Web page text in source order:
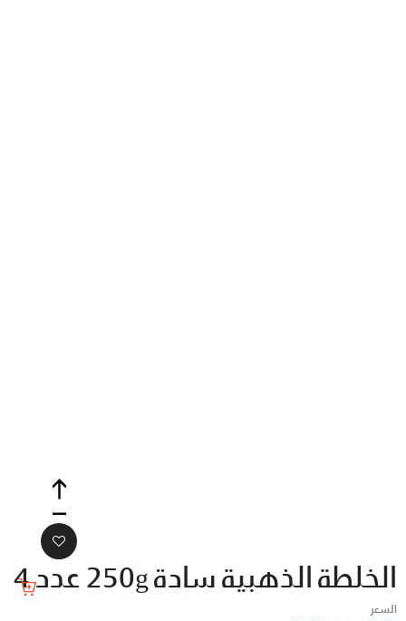
الخلطة الذهبية سادة 250g عدد 4
السعر